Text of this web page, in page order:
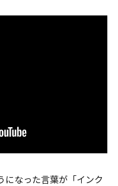
になった言葉が「インク